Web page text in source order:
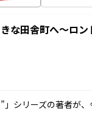
な田舎町へ～ロ
シリーズの著者が